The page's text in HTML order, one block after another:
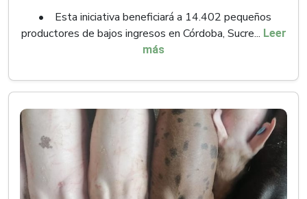
• Esta iniciativa beneficiará a 14.402 pequeños
productores de bajos ingresos en Córdoba, Sucre... Leer
más